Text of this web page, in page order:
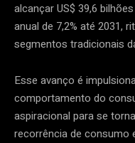
alcançar US$ 39,6
anual de 7,2% até 2031,
segmentos tradicionais
Esse avanço é
comportamento do
aspiracional para se
recorrência de consumo